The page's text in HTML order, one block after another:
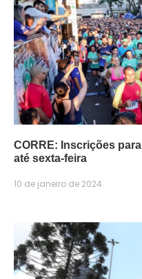
CORRE: Inscrições
até sexta-feira
10 de janeiro de 2024